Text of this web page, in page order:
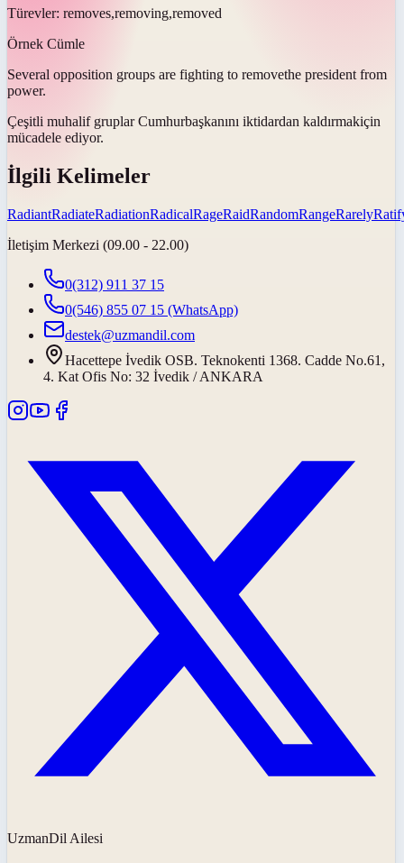
Türevler: removes,removing,removed
Örnek Cümle
Several opposition groups are fighting to removethe president from
power.
Çeşitli muhalif gruplar Cumhurbaşkanını iktidardan kaldırmakiçin
mücadele ediyor.
İlgili Kelimeler
RadiantRadiateRadiationRadicalRageRaidRandomRangeRarely
İletişim Merkezi (09.00 - 22.00)
0(312) 911 37 15
0(546) 855 07 15 (WhatsApp)
destek@uzmandil.com
Hacettepe İvedik OSB. Teknokenti 1368. Cadde No.61,
4. Kat Ofis No: 32 İvedik / ANKARA
UzmanDil Ailesi